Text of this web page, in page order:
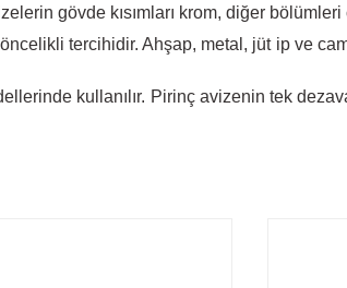
gövde kısımları krom, diğer
tercihidir. Ahşap, metal, jüt ip ve
kullanılır. Pirinç avizenin tek